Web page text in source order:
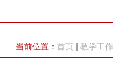
当前位置： 首页 教学工作